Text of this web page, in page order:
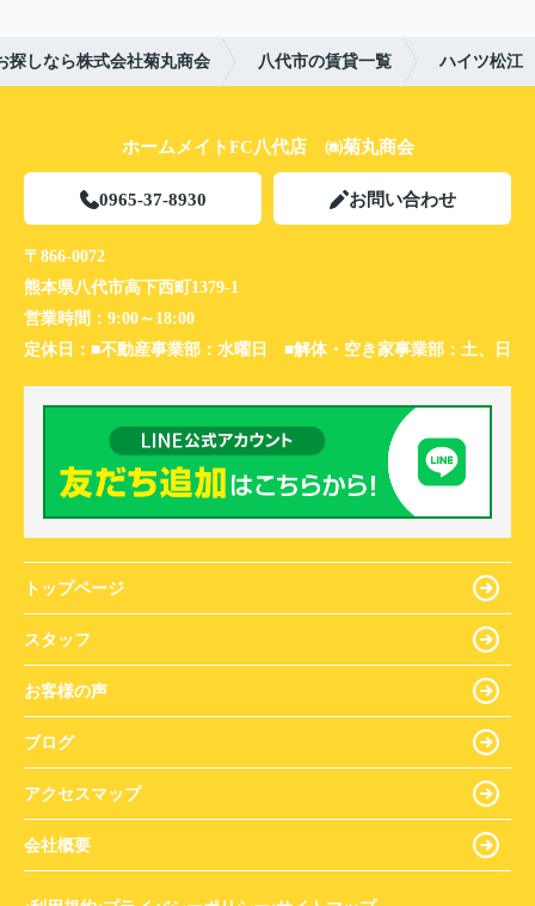
探しなら株式会社菊丸商会 八代市の賃貸一覧 ハイツ松江
ホームメイトFC八代店 ㈱菊丸商会
0965-37-8930 お問い合わせ
〒866-0072
熊本県八代市高下西町1379-1
営業時間： 9:00～18:00
定休日： ■不動産事業部：水曜日 ■解体・空き家事業部：土、日
トップページ
スタッフ
お客様の声
ブログ
アクセスマップ
会社概要